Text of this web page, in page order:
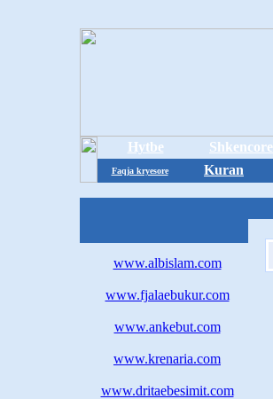
Hytbe Shkencore
Faqja kryesore Kuran
www.albislam.com
www.fjalaebukur.com
www.ankebut.com
www.krenaria.com
www.dritaebesimit.com